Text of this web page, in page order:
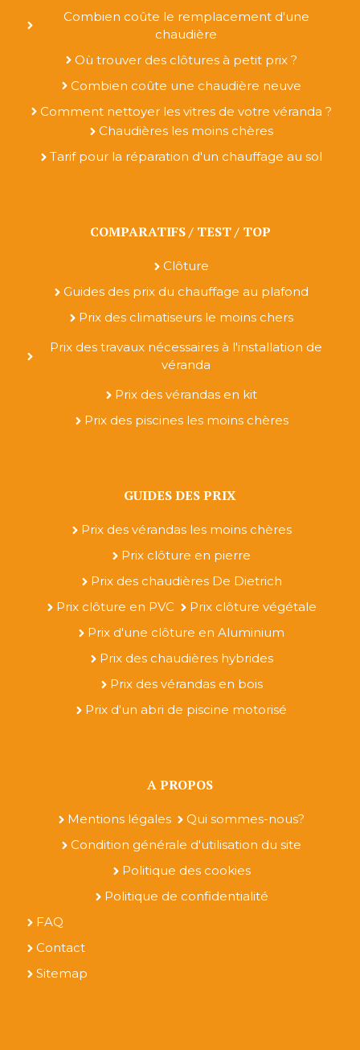
Combien coûte le remplacement d'une
chaudière
Où trouver des clôtures à petit prix ?
Combien coûte une chaudière neuve
Comment nettoyer les vitres de votre véranda ?
Chaudières les moins chères
Tarif pour la réparation d'un chauffage au sol
COMPARATIFS / TEST / TOP
Clôture
Guides des prix du chauffage au plafond
Prix des climatiseurs le moins chers
Prix des travaux nécessaires à l'installation de
véranda
Prix des vérandas en kit
Prix des piscines les moins chères
GUIDES DES PRIX
Prix des vérandas les moins chères
Prix clôture en pierre
Prix des chaudières De Dietrich
Prix clôture en PVC
Prix clôture végétale
Prix d'une clôture en Aluminium
Prix des chaudières hybrides
Prix des vérandas en bois
Prix d'un abri de piscine motorisé
A PROPOS
Mentions légales
Qui sommes-nous?
Condition générale d'utilisation du site
Politique des cookies
Politique de confidentialité
FAQ
Contact
Sitemap